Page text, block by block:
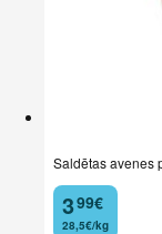
Saldētas avenes
3
. 99€
28,5€/kg